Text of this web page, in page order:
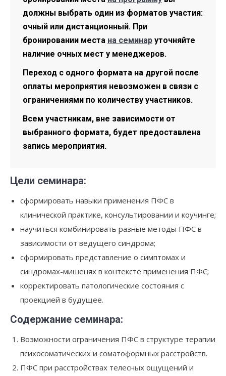
должны выбрать один из форматов участия:
очный или дистанционный. При
бронировании места на семинар уточняйте
наличие очных мест у менеджеров.
Переход с одного формата на другой после
оплаты мероприятия невозможен в связи с
ограничениями по количеству участников.
Всем участникам, вне зависимости от
выбранного формата, будет предоставлена
запись мероприятия.
Цели семинара:
сформировать навыки применения ПФС в
клинической практике, консультировании и коучинге;
научиться комбинировать разные методы ПФС в
зависимости от ведущего синдрома;
сформировать представление о симптомах и
синдромах-мишенях в контексте применения ПФС;
корректировать патологические состояния с
проекцией в будущее.
Содержание семинара:
Возможности ограничения ПФС в структуре терапии
психосоматических и соматоформных расстройств.
ПФС при расстройствах телесных ощущений и